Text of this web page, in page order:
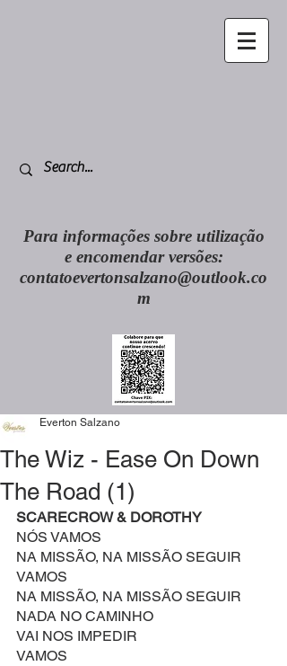
Para informações sobre utilização
e encomendar versões:
contatoevertonsalzano@outlook.co
m
The Wiz - Ease On Down
The Road (1)
Everton Salzano
SCARECROW & DOROTHY
NÓS VAMOS
NA MISSÃO, NA MISSÃO SEGUIR
VAMOS
NA MISSÃO, NA MISSÃO SEGUIR
NADA NO CAMINHO
VAI NOS IMPEDIR
VAMOS